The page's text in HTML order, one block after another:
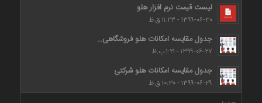
لیست قیمت نرم افزار هلو
۱۳۹۹-۰۶-۳۰ - ۱۱:۲۳ ق.ظ
جدول مقایسه امکانات هلو فروشگاهی...
۱۳۹۹-۰۶-۲۷ - ۱:۲۱ ب.ظ
جدول مقایسه امکانات هلو شرکتی
۱۳۹۹-۰۶-۲۹ - ۱۰:۳۰ ق.ظ